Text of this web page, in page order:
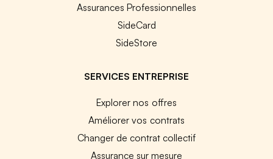
Assurances Professionnelles
SideCard
SideStore
SERVICES ENTREPRISE
Explorer nos offres
Améliorer vos contrats
Changer de contrat collectif
Assurance sur mesure